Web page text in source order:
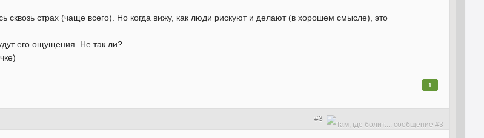
сквозь страх (чаще всего). Но когда вижу, как люди рискуют и делают (в хорошем смысле), это
его ощущения. Не так ли?
1
#3